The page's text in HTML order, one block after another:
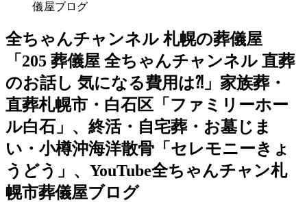
儀屋ブログ
全ちゃんチャンネル 札幌の葬儀屋
「205 葬儀屋 全ちゃんチャンネル 直葬
のお話し 気になる費用は⁈」家族葬・
直葬札幌市・白石区「ファミリーホー
ル白石」、終活・自宅葬・お墓じま
い・小樽沖海洋散骨「セレモニーきょ
うどう」、YouTube全ちゃんチャン札
幌市葬儀屋ブログ